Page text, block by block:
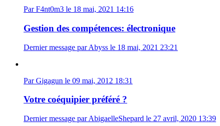
Par F4nt0m3 le 18 mai, 2021 14:16
Gestion des compétences: électronique
Dernier message par Abyss le 18 mai, 2021 23:21
Par Gigagun le 09 mai, 2012 18:31
Votre coéquipier préféré ?
Dernier message par AbigaelleShepard le 27 avril, 2020 13:39